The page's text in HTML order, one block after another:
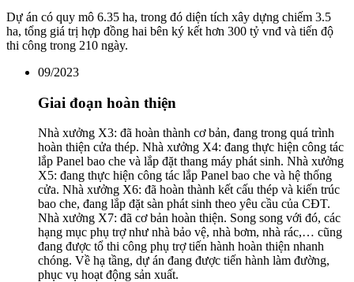
Dự án có quy mô 6.35 ha, trong đó diện tích xây dựng chiếm 3.5
ha, tổng giá trị hợp đồng hai bên ký kết hơn 300 tỷ vnđ và tiến độ
thi công trong 210 ngày.
09/2023
Giai đoạn hoàn thiện
Nhà xưởng X3: đã hoàn thành cơ bản, đang trong quá trình
hoàn thiện cửa thép. Nhà xưởng X4: đang thực hiện công tác
lắp Panel bao che và lắp đặt thang máy phát sinh. Nhà xưởng
X5: đang thực hiện công tác lắp Panel bao che và hệ thống
cửa. Nhà xưởng X6: đã hoàn thành kết cấu thép và kiến trúc
bao che, đang lắp đặt sàn phát sinh theo yêu cầu của CĐT.
Nhà xưởng X7: đã cơ bản hoàn thiện. Song song với đó, các
hạng mục phụ trợ như nhà bảo vệ, nhà bơm, nhà rác,… cũng
đang được tổ thi công phụ trợ tiến hành hoàn thiện nhanh
chóng. Về hạ tầng, dự án đang được tiến hành làm đường,
phục vụ hoạt động sản xuất.